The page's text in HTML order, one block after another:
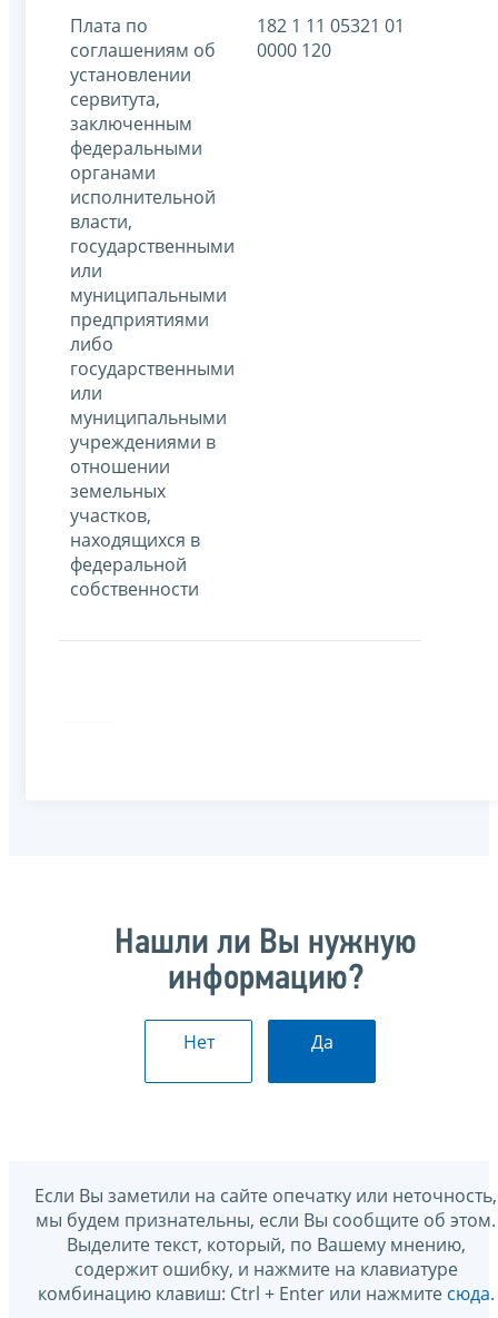
Плата по
соглашениям об
установлении
сервитута,
заключенным
федеральными
органами
исполнительной
власти,
государственными
или
муниципальными
предприятиями
либо
государственными
или
муниципальными
учреждениями в
отношении
земельных
участков,
находящихся в
федеральной
собственности
182 1 11 05321 01
0000 120
Нашли ли Вы нужную
информацию?
Нет Да
Если Вы заметили на сайте опечатку или неточность,
мы будем признательны, если Вы сообщите об этом.
Выделите текст, который, по Вашему мнению,
содержит ошибку, и нажмите на клавиатуре
комбинацию клавиш: Ctrl + Enter или нажмите сюда.